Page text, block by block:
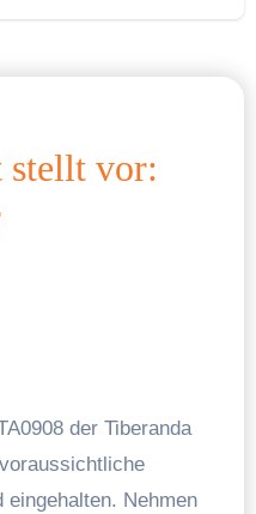
stellt vor:
der Tiberanda
Nehmen